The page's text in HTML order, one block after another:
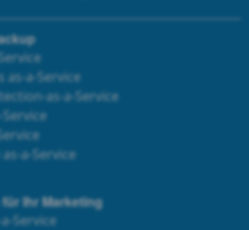
as-a-Service
as-a-Service
a-Service
Ihr Marketing
Service